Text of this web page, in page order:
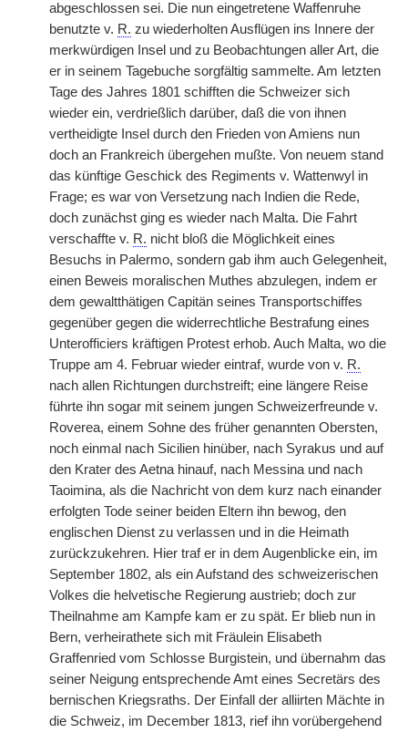
abgeschlossen sei. Die nun eingetretene Waffenruhe
benutzte v. R. zu wiederholten Ausflügen ins Innere der
merkwürdigen Insel und zu Beobachtungen aller Art, die
er in seinem Tagebuche sorgfältig sammelte. Am letzten
Tage des Jahres 1801 schifften die Schweizer sich
wieder ein, verdrießlich darüber, daß die von ihnen
vertheidigte Insel durch den Frieden von Amiens nun
doch an Frankreich übergehen mußte. Von neuem stand
das künftige Geschick des Regiments v. Wattenwyl in
Frage; es war von Versetzung nach Indien die Rede,
doch zunächst ging es wieder nach Malta. Die Fahrt
verschaffte v. R. nicht bloß die Möglichkeit eines
Besuchs in Palermo, sondern gab ihm auch Gelegenheit,
einen Beweis moralischen Muthes abzulegen, indem er
dem gewaltthätigen Capitän seines Transportschiffes
gegenüber gegen die widerrechtliche Bestrafung eines
Unterofficiers kräftigen Protest erhob. Auch Malta, wo die
Truppe am 4. Februar wieder eintraf, wurde von v. R.
nach allen Richtungen durchstreift; eine längere Reise
führte ihn sogar mit seinem jungen Schweizerfreunde v.
Roverea, einem Sohne des früher genannten Obersten,
noch einmal nach Sicilien hinüber, nach Syrakus und auf
den Krater des Aetna hinauf, nach Messina und nach
Taoimina, als die Nachricht von dem kurz nach einander
erfolgten Tode seiner beiden Eltern ihn bewog, den
englischen Dienst zu verlassen und in die Heimath
zurückzukehren. Hier traf er in dem Augenblicke ein, im
September 1802, als ein Aufstand des schweizerischen
Volkes die helvetische Regierung austrieb; doch zur
Theilnahme am Kampfe kam er zu spät. Er blieb nun in
Bern, verheirathete sich mit Fräulein Elisabeth
Graffenried vom Schlosse Burgistein, und übernahm das
seiner Neigung entsprechende Amt eines Secretärs des
bernischen Kriegsraths. Der Einfall der alliirten Mächte in
die Schweiz, im December 1813, rief ihn vorübergehend